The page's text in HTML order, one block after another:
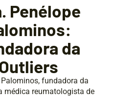
Penélope
da
Palominos, fundadora da
médica reumatologista de